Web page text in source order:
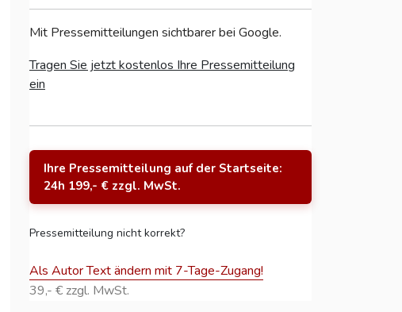
Mit Pressemitteilungen sichtbarer bei Google.
Tragen Sie jetzt kostenlos Ihre Pressemitteilung
ein
Ihre Pressemitteilung auf der Startseite:
24h 199,- € zzgl. MwSt.
Pressemitteilung nicht korrekt?
Als Autor Text ändern mit 7-Tage-Zugang!
39,- € zzgl. MwSt.